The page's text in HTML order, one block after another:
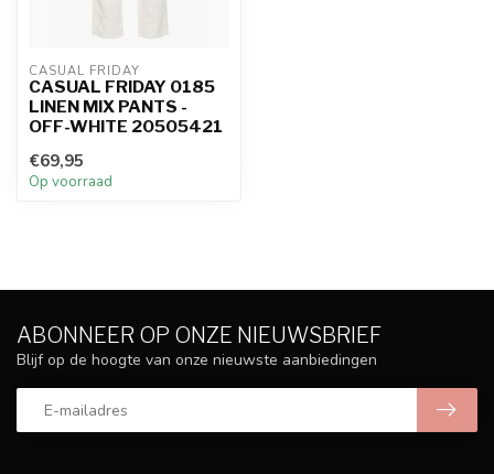
CASUAL FRIDAY
CASUAL FRIDAY 0185
LINEN MIX PANTS -
OFF-WHITE 20505421
€69,95
Op voorraad
ABONNEER OP ONZE NIEUWSBRIEF
Blijf op de hoogte van onze nieuwste aanbiedingen